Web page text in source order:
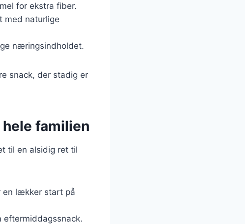
for ekstra fiber.
med naturlige
næringsindholdet.
snack, der stadig er
familien
til en alsidig ret til
en lækker start på
eftermiddagssnack.